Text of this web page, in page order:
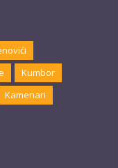
Kumbor
Kamenari